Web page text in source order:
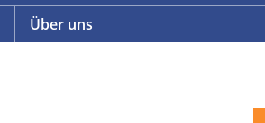
Über uns